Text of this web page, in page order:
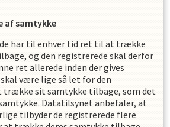
af samtykke
har til enhver tid ret til at trække
og den registrerede skal derfor
ret allerede inden der gives
være lige så let for den
trække sit samtykke tilbage, som det
Datatilsynet anbefaler, at
tilbyder de registrerede flere